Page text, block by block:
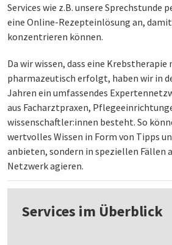
Services wie z.B. unsere Sprechstunde
eine Online-Rezepteinlösung an, damit
konzentrieren können.
Da wir wissen, dass eine Krebstherapie
pharmazeutisch erfolgt, haben wir in
Jahren ein umfassendes
aus Facharztpraxen,
wissenschaft­ler:innen besteht. So
wertvolles Wissen in Form von Tipps
anbieten, sondern in speziellen Fällen
Netzwerk agieren.
Services im Überblick